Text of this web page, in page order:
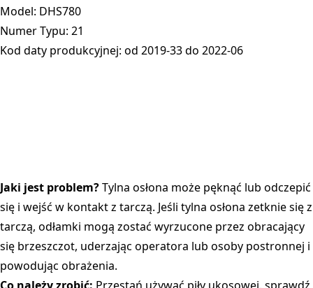
Model: DHS780
Numer Typu: 21
Kod daty produkcyjnej: od 2019-33 do 2022-06
Jaki jest problem?Tylna osłona może pęknąć lub odczepić
się i wejść w kontakt z tarczą. Jeśli tylna osłona zetknie się z
tarczą, odłamki mogą zostać wyrzucone przez obracający
się brzeszczot, uderzając operatora lub osoby postronnej i
powodując obrażenia.